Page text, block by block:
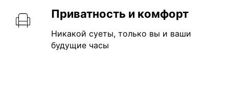
Приватность и комфорт
Никакой суеты, только вы и ваши
будущие часы